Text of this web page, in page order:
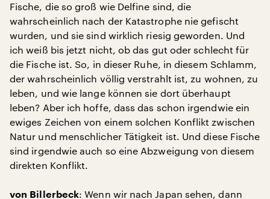
Fische, die so groß wie Delfine sind, die
wahrscheinlich nach der Katastrophe nie gefischt
wurden, und sie sind wirklich riesig geworden. Und
ich weiß bis jetzt nicht, ob das gut oder schlecht für
die Fische ist. So, in dieser Ruhe, in diesem Schlamm,
der wahrscheinlich völlig verstrahlt ist, zu wohnen, zu
leben, und wie lange können sie dort überhaupt
leben? Aber ich hoffe, dass das schon irgendwie ein
ewiges Zeichen von einem solchen Konflikt zwischen
Natur und menschlicher Tätigkeit ist. Und diese Fische
sind irgendwie auch so eine Abzweigung von diesem
direkten Konflikt.
von Billerbeck: Wenn wir nach Japan sehen, dann